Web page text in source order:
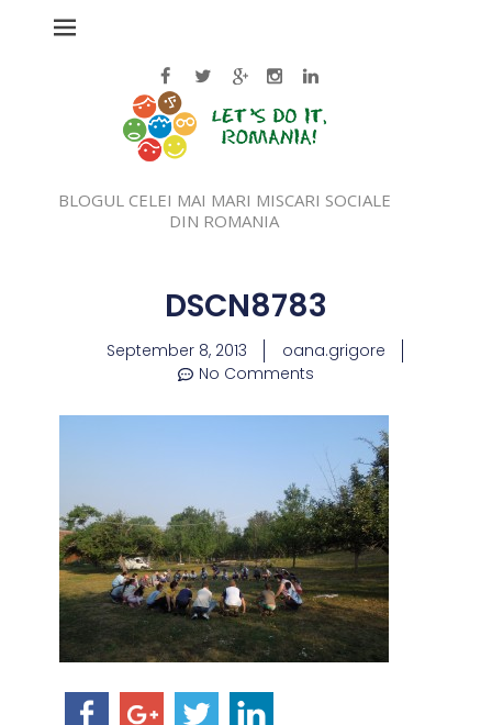
BLOGUL CELEI MAI MARI MISCARI SOCIALE
DIN ROMANIA
DSCN8783
September 8, 2013
oana.grigore
No Comments